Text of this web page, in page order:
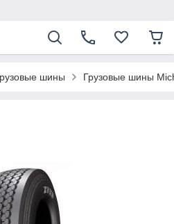
шины Грузовые шины